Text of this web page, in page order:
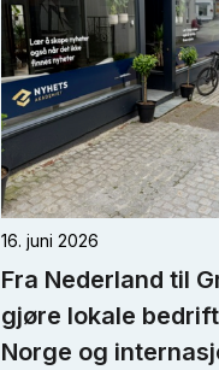
16. juni 2026
Fra Nederland til
gjøre lokale
Norge og